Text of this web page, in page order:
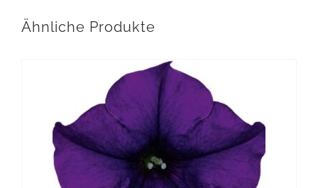
Ähnliche Produkte